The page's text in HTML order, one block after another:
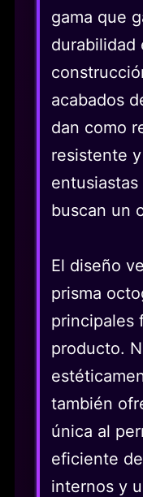
gama que
durabilidad
acabados
dan como
resistente
buscan un
El diseño
prisma
principales
producto.
también
única al
eficiente
internos y